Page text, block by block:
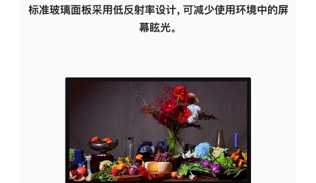
标准玻璃面板采用低反射率设计，可减少使用环境中的屏
幕眩光。